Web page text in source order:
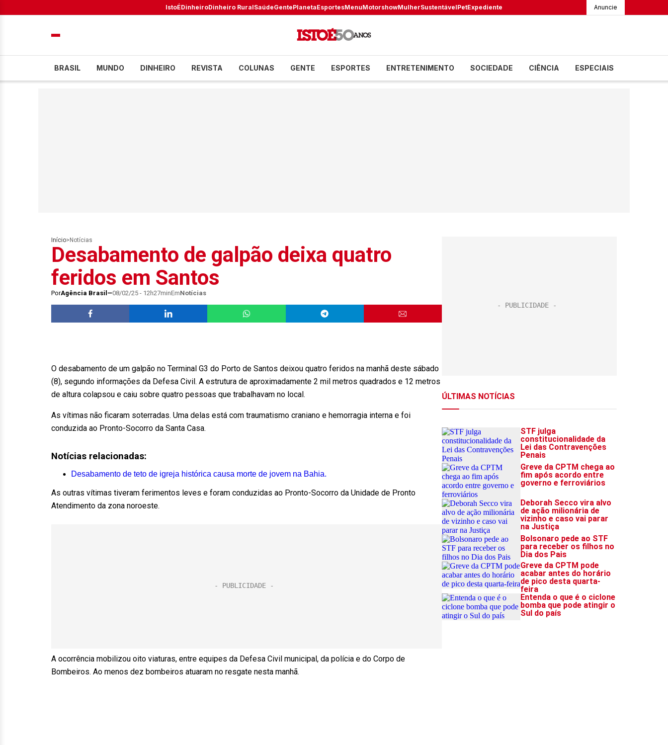
IstoÉDinheiroDinheiro RuralSaúdeGentePlanetaEsportesMenuMotorshowMulherSustentávelPetExpediente Anuncie
BRASIL MUNDO DINHEIRO REVISTA COLUNAS GENTE ESPORTES ENTRETENIMENTO SOCIEDADE CIÊNCIA ESPECIAIS
Início> Notícias
Desabamento de galpão deixa quatro
feridos em Santos
PorAgência Brasil 08/02/25 - 12h27minEmNotícias
O desabamento de um galpão no Terminal G3 do Porto de Santos deixou quatro feridos na manhã deste sábado
(8), segundo informações da Defesa Civil. A estrutura de aproximadamente 2 mil metros quadrados e 12 metros
de altura colapsou e caiu sobre quatro pessoas que trabalhavam no local.
As vítimas não ficaram soterradas. Uma delas está com traumatismo craniano e hemorragia interna e foi
conduzida ao Pronto-Socorro da Santa Casa.
Notícias relacionadas:
Desabamento de teto de igreja histórica causa morte de jovem na Bahia.
As outras vítimas tiveram ferimentos leves e foram conduzidas ao Pronto-Socorro da Unidade de Pronto
Atendimento da zona noroeste.
A ocorrência mobilizou oito viaturas, entre equipes da Defesa Civil municipal, da polícia e do Corpo de
Bombeiros. Ao menos dez bombeiros atuaram no resgate nesta manhã.